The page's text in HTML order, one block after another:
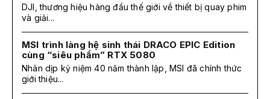
DJI, thương hiệu hàng đầu thế giới về thiết bị quay phim
và giải...
MSI trình làng hệ sinh thái DRACO EPIC Edition
cùng “siêu phẩm” RTX 5080
Nhân dịp kỷ niệm 40 năm thành lập, MSI đã chính thức
giới thiệu...